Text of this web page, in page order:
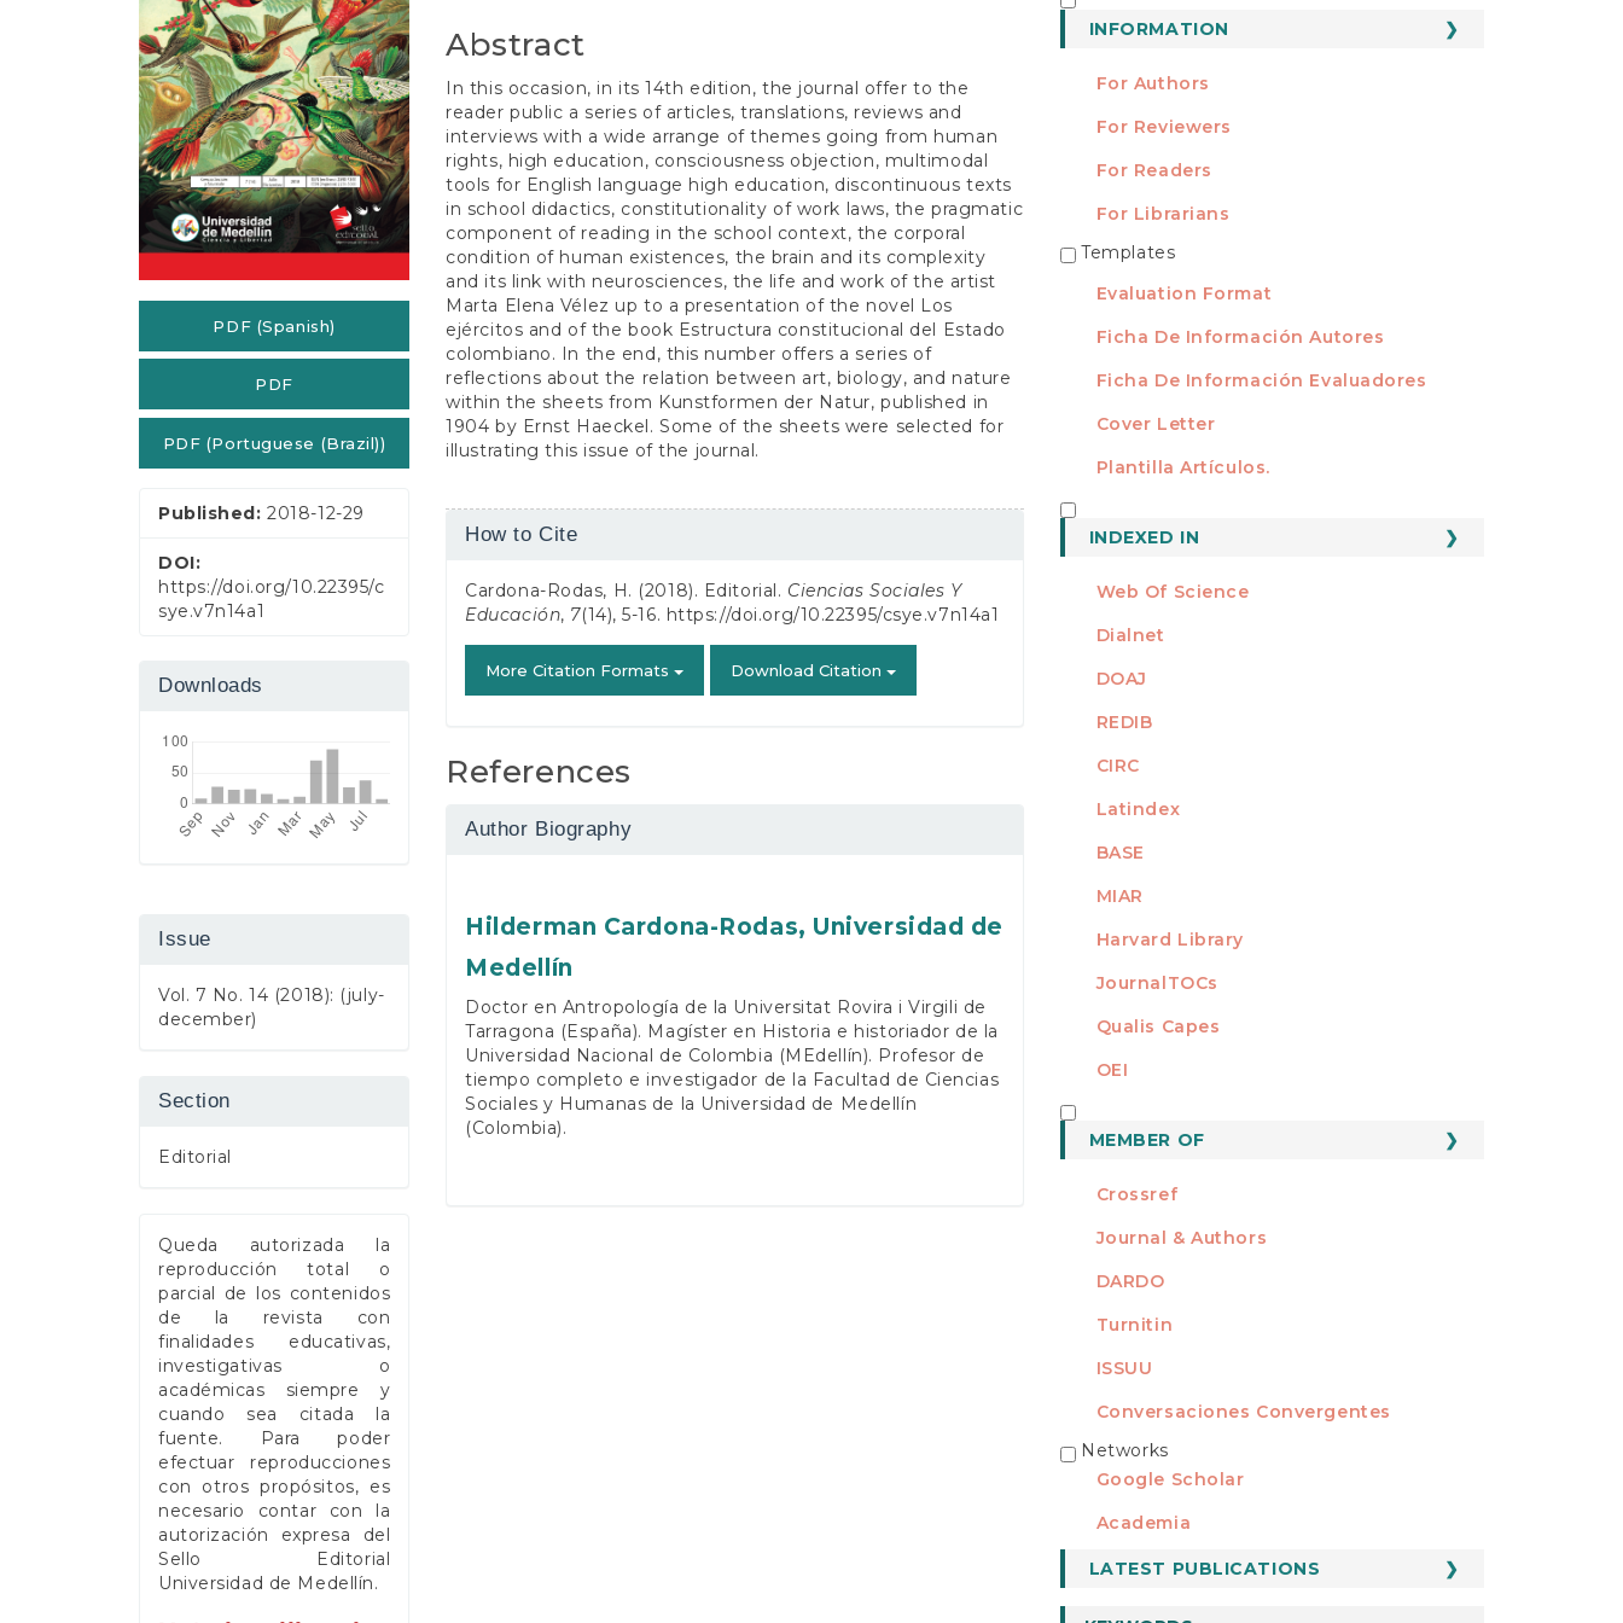
PDF (Spanish)
PDF
PDF (Portuguese (Brazil))
Published:2018-12-29
DOI:
https://doi.org/10.22395/c
sye.v7n14a1
Downloads
Issue
Vol. 7 No. 14 (2018): (july-
december)
Section
Editorial
Queda autorizada la
reproducción total o
parcial de los contenidos
de la revista con
finalidades educativas,
investigativas o
académicas siempre y
cuando sea citada la
fuente. Para poder
efectuar reproducciones
con otros propósitos, es
necesario contar con la
autorización expresa del
Sello Editorial
Universidad de Medellín.
Abstract
In this occasion, in its 14th edition, the journal offer to the
reader public a series of articles, translations, reviews and
interviews with a wide arrange of themes going from human
rights, high education, consciousness objection, multimodal
tools for English language high education, discontinuous texts
in school didactics, constitutionality of work laws, the pragmatic
component of reading in the school context, the corporal
condition of human existences, the brain and its complexity
and its link with neurosciences, the life and work of the artist
Marta Elena Vélez up to a presentation of the novel Los
ejércitos and of the book Estructura constitucional del Estado
colombiano. In the end, this number offers a series of
reflections about the relation between art, biology, and nature
within the sheets from Kunstformen der Natur, published in
1904 by Ernst Haeckel. Some of the sheets were selected for
illustrating this issue of the journal.
Article
How to Cite
Cardona-Rodas, H. (2018). Editorial. Ciencias Sociales Y
Educación, 7(14), 5-16. https://doi.org/10.22395/csye.v7n14a1
More Citation Formats Download Citation
References
Author Biography
Hilderman Cardona-Rodas, Universidad de
Medellín
Doctor en Antropología de la Universitat Rovira i Virgili de
Tarragona (España). Magíster en Historia e historiador de la
Universidad Nacional de Colombia (MEdellín). Profesor de
tiempo completo e investigador de la Facultad de Ciencias
Sociales y Humanas de la Universidad de Medellín
(Colombia).
Submission
INFORMATION
For Authors
For Reviewers
For Readers
For Librarians
TEMPLATES
Templates
Evaluation Format
Ficha De Información Autores
Ficha De Información Evaluadores
Cover Letter
Plantilla Artículos.
INDEXED IN
Web Of Science
Dialnet
DOAJ
REDIB
CIRC
Latindex
BASE
MIAR
Harvard Library
JournalTOCs
Qualis Capes
OEI
MEMBER OF
Crossref
Journal & Authors
DARDO
Turnitin
ISSUU
Conversaciones Convergentes
REDES
Networks
Google Scholar
Academia
LATEST PUBLICATIONS